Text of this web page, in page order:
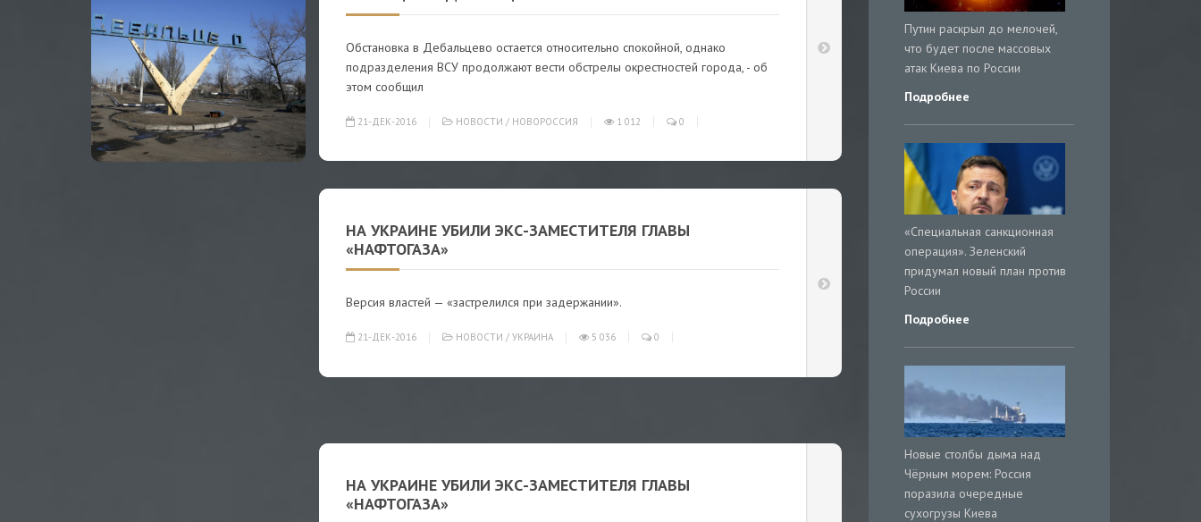
Обстановка в Дебальцево остается относительно спокойной, однако
подразделения ВСУ продолжают вести обстрелы окрестностей города, - об
этом сообщил
21-ДЕК-2016 НОВОСТИ / НОВОРОССИЯ 1 012 0
НА УКРАИНЕ УБИЛИ ЭКС-ЗАМЕСТИТЕЛЯ ГЛАВЫ
«НАФТОГАЗА»
Версия властей — «застрелился при задержании».
21-ДЕК-2016 НОВОСТИ / УКРАИНА 5 036 0
НА УКРАИНЕ УБИЛИ ЭКС-ЗАМЕСТИТЕЛЯ ГЛАВЫ
«НАФТОГАЗА»
Путин раскрыл до мелочей,
что будет после массовых
атак Киева по России
Подробнее
«Специальная санкционная
операция». Зеленский
придумал новый план против
России
Подробнее
Новые столбы дыма над
Чёрным морем: Россия
поразила очередные
сухогрузы Киева